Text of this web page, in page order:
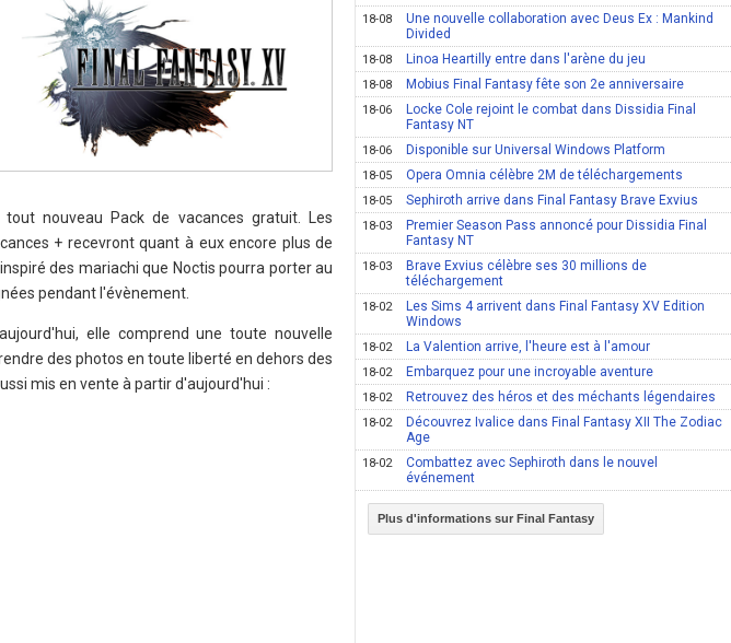
nouveau Pack de vacances gratuit. Les
+ recevront quant à eux encore plus de
des mariachi que Noctis pourra porter au
pendant l'évènement.
elle comprend une toute nouvelle
des photos en toute liberté en dehors des
mis en vente à partir d'aujourd'hui :
18-08
Une nouvelle collaboration avec Deus Ex : Mankind
Divided
18-08 Linoa Heartilly entre dans l'arène du jeu
18-08 Mobius Final Fantasy fête son 2e anniversaire
18-06
Locke Cole rejoint le combat dans Dissidia Final
Fantasy NT
18-06 Disponible sur Universal Windows Platform
18-05 Opera Omnia célèbre 2M de téléchargements
18-05 Sephiroth arrive dans Final Fantasy Brave Exvius
18-03
Premier Season Pass annoncé pour Dissidia Final
Fantasy NT
18-03
Brave Exvius célèbre ses 30 millions de
téléchargement
18-02
Les Sims 4 arrivent dans Final Fantasy XV Edition
Windows
18-02 La Valention arrive, l'heure est à l'amour
18-02 Embarquez pour une incroyable aventure
18-02 Retrouvez des héros et des méchants légendaires
18-02
Découvrez Ivalice dans Final Fantasy XII The Zodiac
Age
18-02
Combattez avec Sephiroth dans le nouvel
événement
Plus d'informations sur Final Fantasy